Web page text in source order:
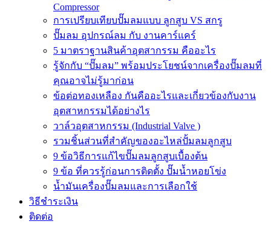
Compressor
การเปรียบเทียบปั๊มลมแบบ ลูกสูบ VS สกรู
ปั๊มลม อุปกรณ์ลม กับ งานคาร์แคร์
5 มาตราฐานสินค้าอุตสากรรม คืออะไร
รู้จักกับ “ปั๊มลม” พร้อมประโยชน์จากเครื่องปั๊มลมที่
คุณอาจไม่รู้มาก่อน
ข้อต่อทองเหลือง กันคืออะไรและเกี่ยวข้องกับงาน
อุตสาหกรรมได้อย่างไร
วาล์วอุตสาหกรรม (Industrial Valve )
รวมชิ้นส่วนที่สำคัญของอะไหล่ปั้มลมลูกสูบ
9 ข้อวิธีการแก้ไขปั๊มลมลูกสูบเบื้องต้น
9 ข้อ ที่ควรรู้ก่อนการติดตั้ง ปั๊มน้ำหอยโข่ง
น้ำมันเครื่องปั๊มลมและการเลือกใช้
วิธีชำระเงิน
ติดต่อ